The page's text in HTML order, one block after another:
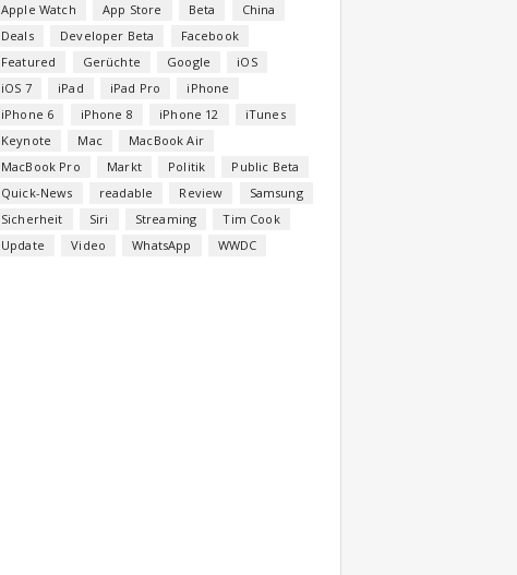
Apple Watch
App Store Beta
China
Deals
Developer Beta
Facebook
Featured
Gerüchte Google
iOS
iOS 7
iPad iPad Pro
iPhone
iPhone 6
iPhone 8 iPhone 12
iTunes
Keynote
Mac
MacBook Air
MacBook Pro
Markt Politik
Public Beta
Quick-News
readable Review
Samsung
Sicherheit
Siri Streaming
Tim Cook
Update
Video WhatsApp WWDC